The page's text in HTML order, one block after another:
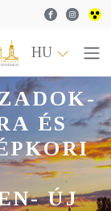
Facebook
HU
ÉS
ÚJ